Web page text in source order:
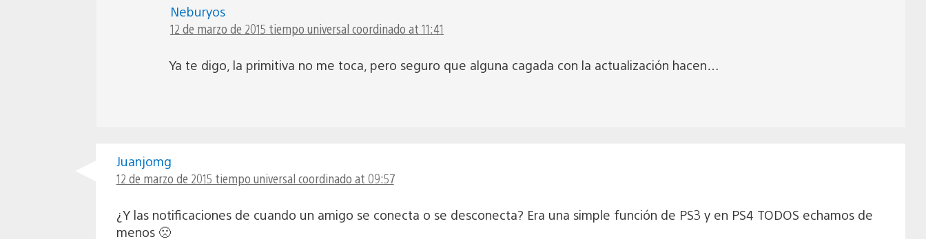
Neburyos
12 de marzo de 2015 tiempo universal coordinado at 11:41
Ya te digo, la primitiva no me toca, pero seguro que alguna cagada con la actualización hacen…
Juanjomg
12 de marzo de 2015 tiempo universal coordinado at 09:57
¿Y las notificaciones de cuando un amigo se conecta o se desconecta? Era una simple función de PS3 y en PS4 TODOS echamos de
menos 🙁